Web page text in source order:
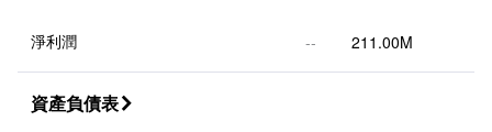
淨利潤 -- 211.00M
資產負債表 